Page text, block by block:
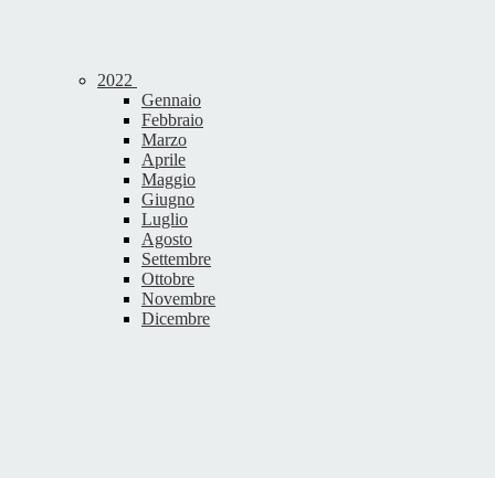
2022
Gennaio
Febbraio
Marzo
Aprile
Maggio
Giugno
Luglio
Agosto
Settembre
Ottobre
Novembre
Dicembre